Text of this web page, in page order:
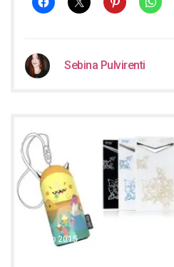
Sebina Pulvirenti
9 Luglio 2015